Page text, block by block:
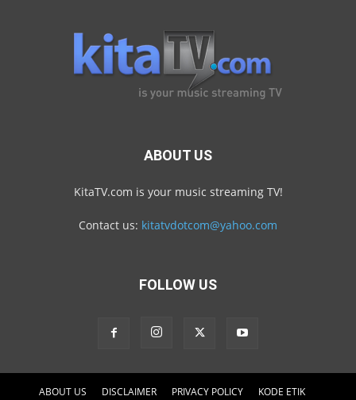
ABOUT US
KitaTV.com is your music streaming TV!
Contact us: kitatvdotcom@yahoo.com
FOLLOW US
ABOUT US DISCLAIMER PRIVACY POLICY
KODE ETIK